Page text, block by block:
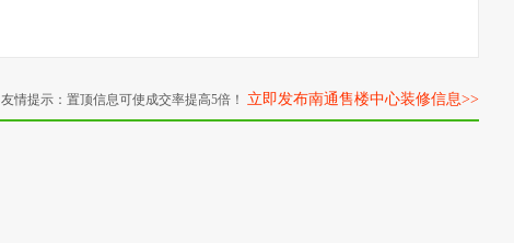
友情提示：置顶信息可使成交率提高5倍！ 立即发布南通售楼中心装修信息>>